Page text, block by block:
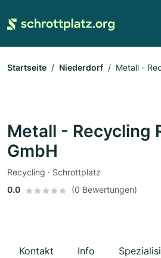
Startseite Niederdorf
Metall -
Metall - Recycling
GmbH
Recycling · Schrottplatz
0.0
(0 Bewertungen)
Kontakt Info